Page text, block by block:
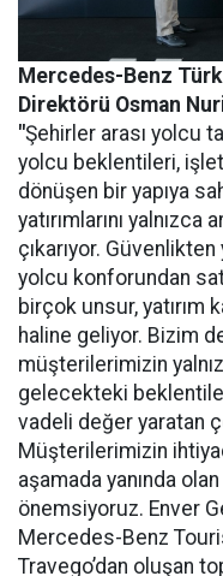
Mercedes-Benz
Direktörü Osman
"Şehirler arası yolcu
yolcu beklentileri,
dönüşen bir yapıya
yatırımlarını
çıkarıyor.
yolcu konforundan
birçok unsur, yatırım
haline geliyor. Bizim
müşterilerimizin
gelecekteki
vadeli değer yaratan
Müşterilerimizin
aşamada yanında
önemsiyoruz. Enver
Mercedes-Benz
Travego’dan oluşan